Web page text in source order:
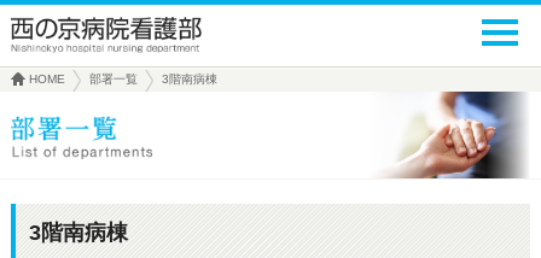
HOME 部署一覧 3階南病棟
3階南病棟